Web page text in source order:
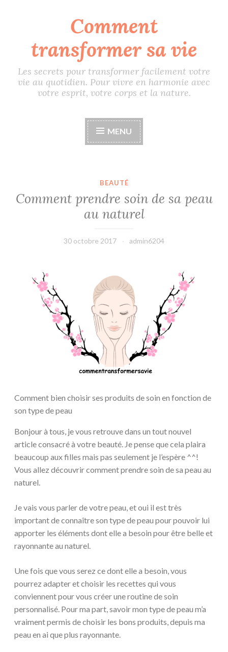
contenu
principal
Comment
transformer sa vie
Les secrets pour transformer facilement votre
vie au quotidien. Pour vivre en harmonie avec
votre esprit, votre corps et la nature.
MENU
BEAUTÉ
Comment prendre soin de sa peau
au naturel
30 octobre 2017 admin6204
Comment bien choisir ses produits de soin en fonction de
son type de peau
Bonjour à tous, je vous retrouve dans un tout nouvel
article consacré à votre beauté. Je pense que cela plaira
beaucoup aux filles mais pas seulement je l’espère ^^!
Vous allez découvrir comment prendre soin de sa peau au
naturel.
Je vais vous parler de votre peau, et oui il est très
important de connaître son type de peau pour pouvoir lui
apporter les éléments dont elle a besoin pour être belle et
rayonnante au naturel.
Une fois que vous serez ce dont elle a besoin, vous
pourrez adapter et choisir les recettes qui vous
conviennent pour vous créer une routine de soin
personnalisé. Pour ma part, savoir mon type de peau m’a
vraiment permis de choisir les bons produits, depuis ma
peau en ai que plus rayonnante.